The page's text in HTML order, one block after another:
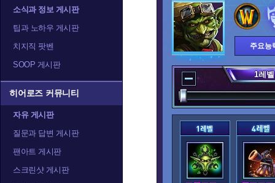
소식과 정보 게시판
팁과 노하우 게시판
치지직 팟벤
SOOP 게시판
히어로즈 커뮤니티
자유 게시판
질문과 답변 게시판
팬아트 게시판
스크린샷 게시판
주요능
1레벨